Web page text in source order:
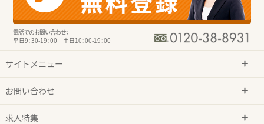
電話でのお問い合わせ：
平日9：30-19：00 土日10：00-19：00
サイトメニュー
お問い合わせ
求人特集